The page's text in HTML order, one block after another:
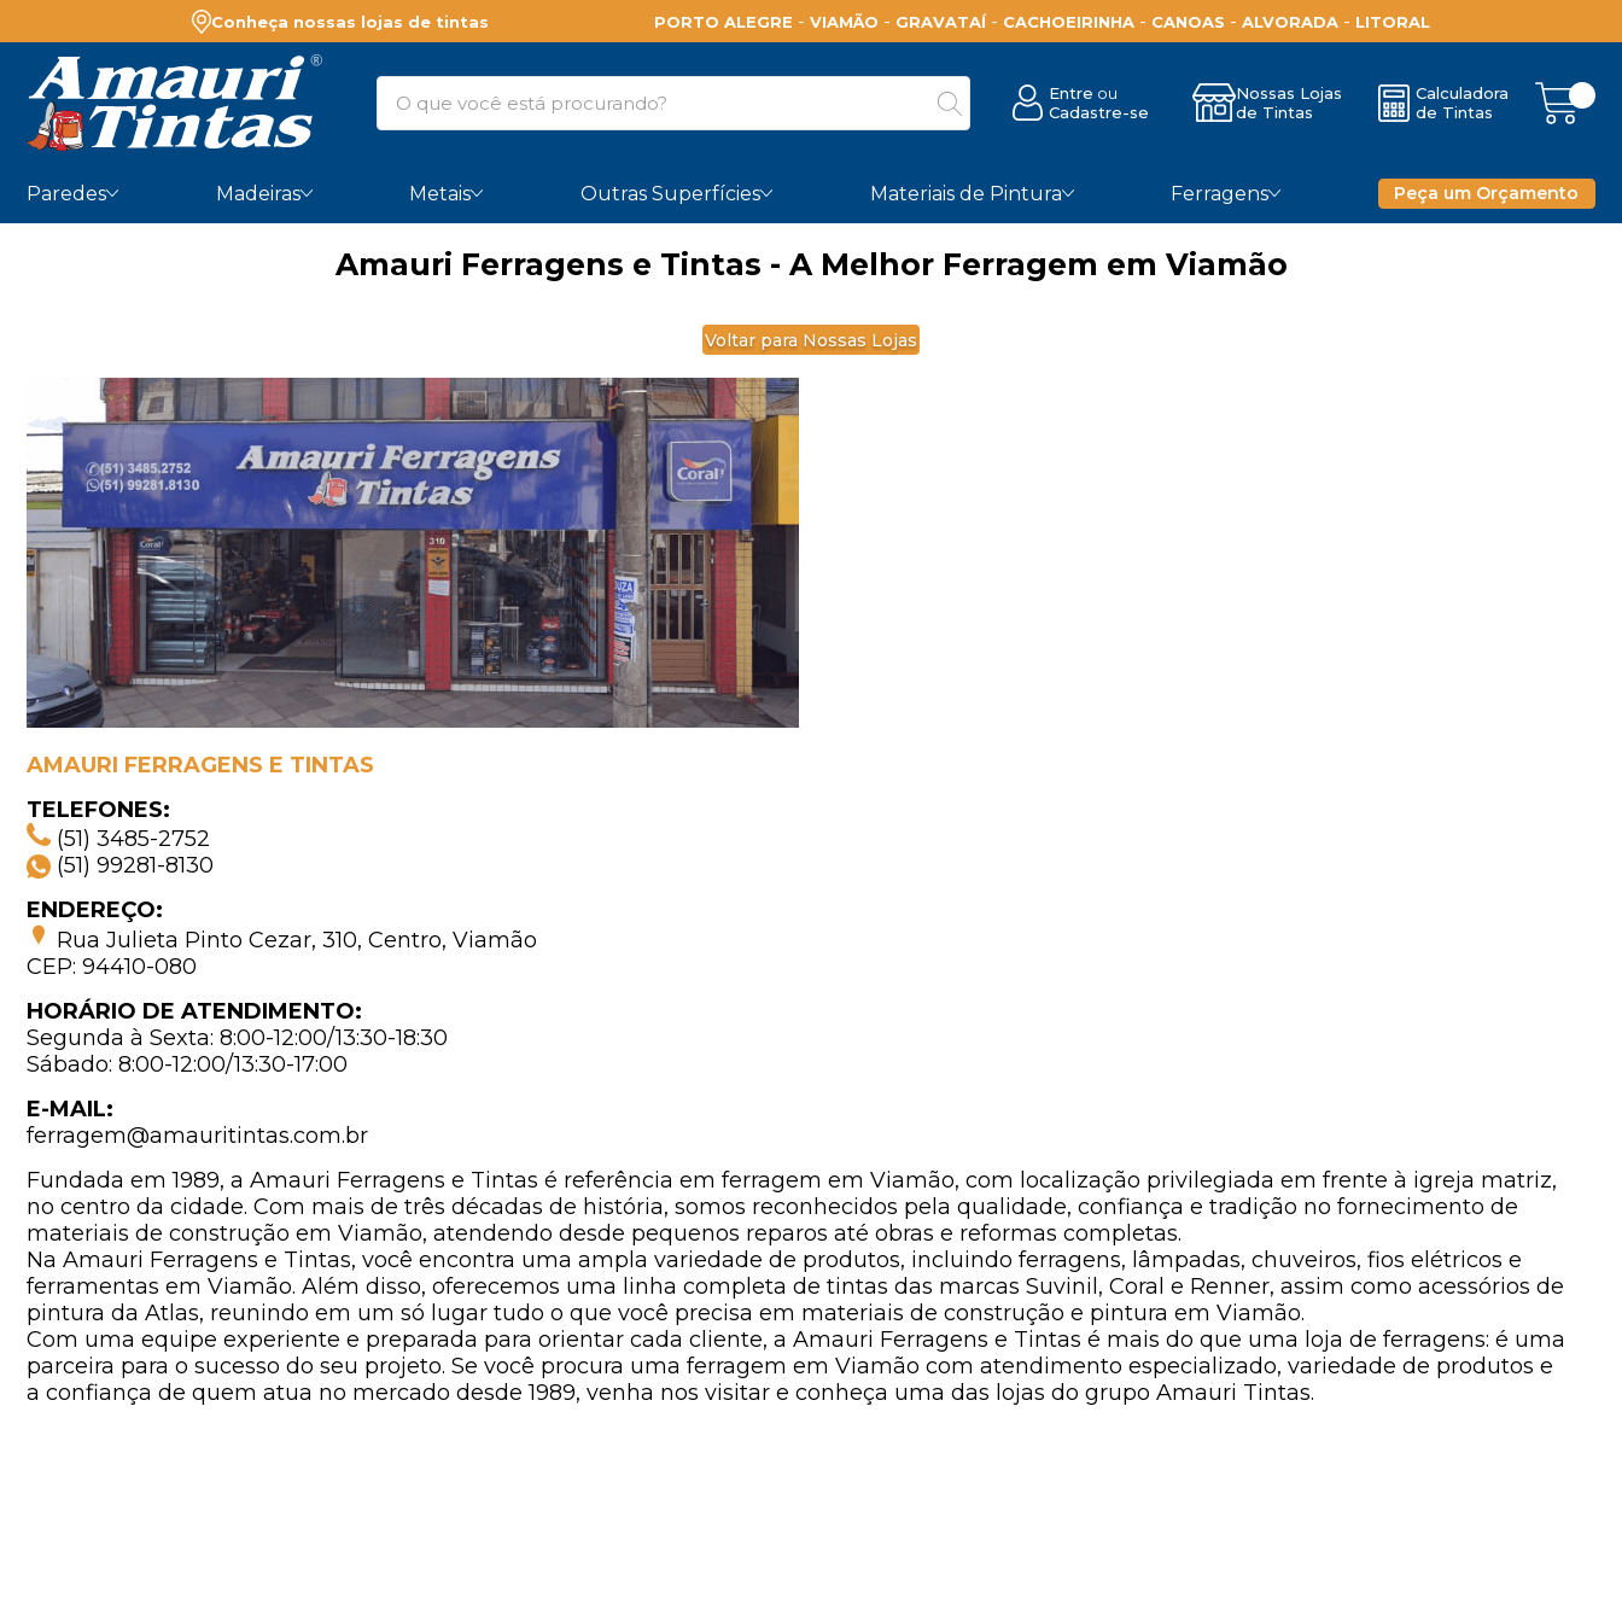
Conheça nossas lojas de tintas PORTO ALEGRE -VIAMÃO - GRAVATAÍ- CACHOEIRINHA - CANOAS -ALVORADA - LITORAL
Entre
Cadastre-se
Nossas Lojas
de Tintas
Calculadora
de Tintas
Paredes Madeiras Metais Outras Superfícies Materiais de Pintura Ferragens Peça um Orçamento
Amauri Ferragens e Tintas - A Melhor Ferragem em Viamão
Voltar para Nossas Lojas
AMAURI FERRAGENS E TINTAS
TELEFONES:
(51) 3485-2752
(51) 99281-8130
ENDEREÇO:
Rua Julieta Pinto Cezar, 310, Centro, Viamão
CEP: 94410-080
HORÁRIO DE ATENDIMENTO:
Segunda à Sexta: 8:00-12:00/13:30-18:30
Sábado: 8:00-12:00/13:30-17:00
E-MAIL:
ferragem@amauritintas.com.br
Fundada em 1989, a Amauri Ferragens e Tintas é referência em ferragem em Viamão, com localização privilegiada em frente à igreja matriz,
no centro da cidade. Com mais de três décadas de história, somos reconhecidos pela qualidade, confiança e tradição no fornecimento de
materiais de construção em Viamão, atendendo desde pequenos reparos até obras e reformas completas.
Na Amauri Ferragens e Tintas, você encontra uma ampla variedade de produtos, incluindo ferragens, lâmpadas, chuveiros, fios elétricos e
ferramentas em Viamão. Além disso, oferecemos uma linha completa de tintas das marcas Suvinil, Coral e Renner, assim como acessórios de
pintura da Atlas, reunindo em um só lugar tudo o que você precisa em materiais de construção e pintura em Viamão.
Com uma equipe experiente e preparada para orientar cada cliente, a Amauri Ferragens e Tintas é mais do que uma loja de ferragens: é uma
parceira para o sucesso do seu projeto. Se você procura uma ferragem em Viamão com atendimento especializado, variedade de produtos e
a confiança de quem atua no mercado desde 1989, venha nos visitar e conheça uma das lojas do grupo Amauri Tintas.